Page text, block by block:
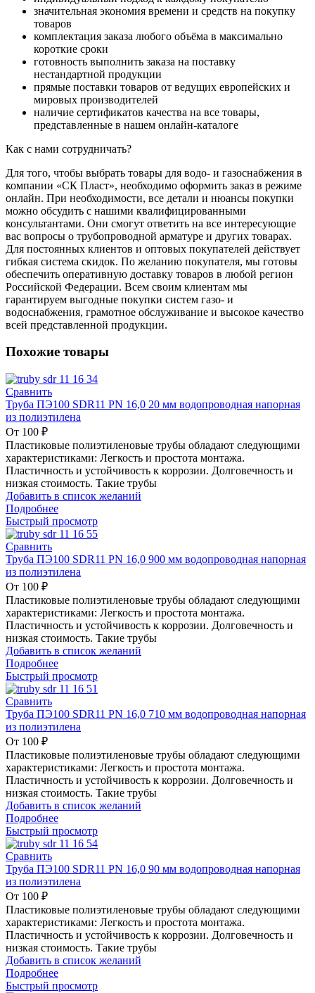
значительная экономия времени и средств на покупку
товаров
комплектация заказа любого объёма в максимально
короткие сроки
готовность выполнить заказа на поставку
нестандартной продукции
прямые поставки товаров от ведущих европейских и
мировых производителей
наличие сертификатов качества на все товары,
представленные в нашем онлайн-каталоге
Как с нами сотрудничать?
Для того, чтобы выбрать товары для водо- и газоснабжения в
компании «СК Пласт», необходимо оформить заказ в режиме
онлайн. При необходимости, все детали и нюансы покупки
можно обсудить с нашими квалифицированными
консультантами. Они смогут ответить на все интересующие
вас вопросы о трубопроводной арматуре и других товарах.
Для постоянных клиентов и оптовых покупателей действует
гибкая система скидок. По желанию покупателя, мы готовы
обеспечить оперативную доставку товаров в любой регион
Российской Федерации. Всем своим клиентам мы
гарантируем выгодные покупки систем газо- и
водоснабжения, грамотное обслуживание и высокое качество
всей представленной продукции.
Похожие товары
Сравнить
Труба ПЭ100 SDR11 PN 16,0 20 мм водопроводная напорная
из полиэтилена
От 100 ₽
Пластиковые полиэтиленовые трубы обладают следующими
характеристиками: Легкость и простота монтажа.
Пластичность и устойчивость к коррозии. Долговечность и
низкая стоимость. Такие трубы
Добавить в список желаний
Подробнее
Быстрый просмотр
Сравнить
Труба ПЭ100 SDR11 PN 16,0 900 мм водопроводная напорная
из полиэтилена
От 100 ₽
Пластиковые полиэтиленовые трубы обладают следующими
характеристиками: Легкость и простота монтажа.
Пластичность и устойчивость к коррозии. Долговечность и
низкая стоимость. Такие трубы
Добавить в список желаний
Подробнее
Быстрый просмотр
Сравнить
Труба ПЭ100 SDR11 PN 16,0 710 мм водопроводная напорная
из полиэтилена
От 100 ₽
Пластиковые полиэтиленовые трубы обладают следующими
характеристиками: Легкость и простота монтажа.
Пластичность и устойчивость к коррозии. Долговечность и
низкая стоимость. Такие трубы
Добавить в список желаний
Подробнее
Быстрый просмотр
Сравнить
Труба ПЭ100 SDR11 PN 16,0 90 мм водопроводная напорная
из полиэтилена
От 100 ₽
Пластиковые полиэтиленовые трубы обладают следующими
характеристиками: Легкость и простота монтажа.
Пластичность и устойчивость к коррозии. Долговечность и
низкая стоимость. Такие трубы
Добавить в список желаний
Подробнее
Быстрый просмотр